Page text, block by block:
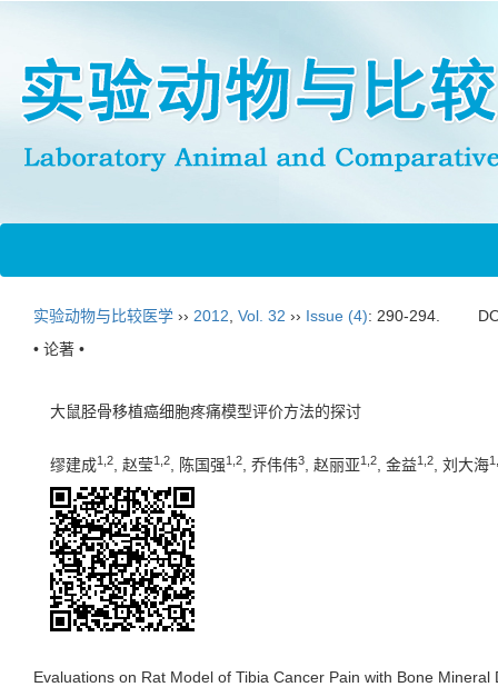
实验动物与比较医学 ›› 2012 Vol. 32 ›› Issue (4): 290-294.
• 论著 •
大鼠胫骨移植癌细胞疼痛模型评价方法的探讨
缪建成1,2 , 赵莹1,2 , 陈国强1,2 , 乔伟伟3 , 赵丽亚1,2 , 金益1,2 , 刘大海
Evaluations on Rat Model of Tibia Cancer Pain with Bone Mineral